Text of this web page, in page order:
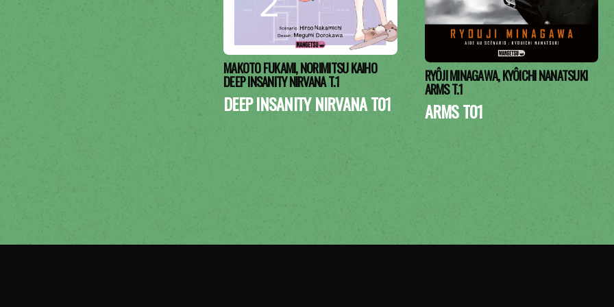
MAKOTO FUKAMI, NORIMITSU KAIHO
DEEP INSANITY NIRVANA T.1
DEEP INSANITY NIRVANA T01
RYÔJI MINAGAWA, KYÔICHI NANATSUKI
ARMS T.1
ARMS T01